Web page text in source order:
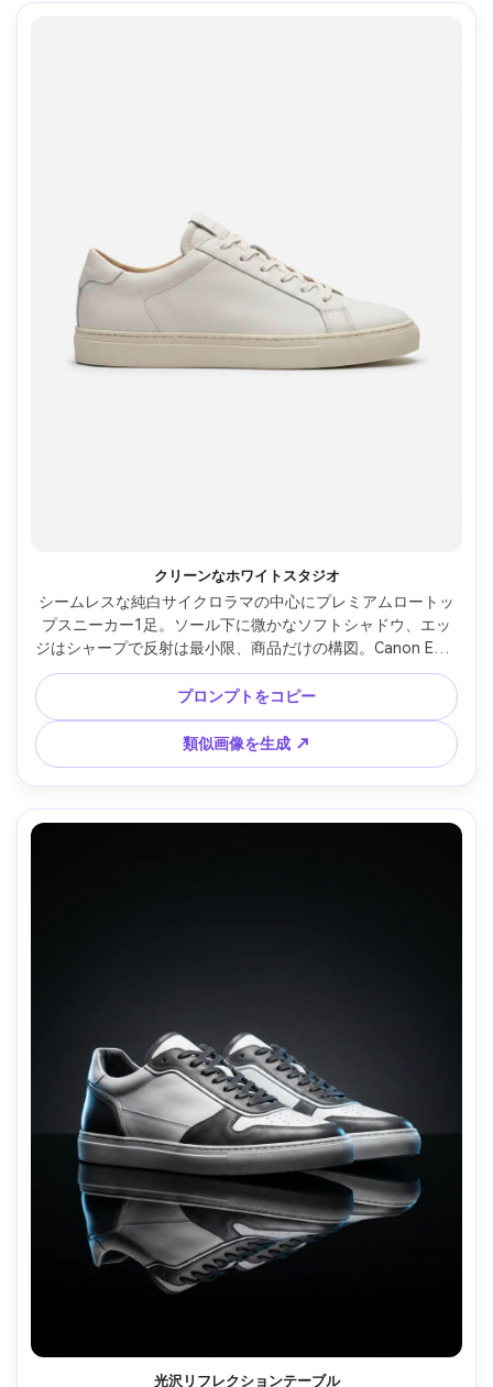
クリーンなホワイトスタジオ
シームレスな純白サイクロラマの中心にプレミアムロートッ
プスニーカー1足。ソール下に微かなソフトシャドウ、エッ
ジはシャープで反射は最小限、商品だけの構図。Canon EOS
R5＋85mmレンズ・f/8・バランスのとれたスタジオストロ
ボ、忠実な色、フォトリアルなEC商品写真、超高解像度 --ar
4:5
プロンプトをコピー
類似画像を生成 ↗
光沢リフレクションテーブル